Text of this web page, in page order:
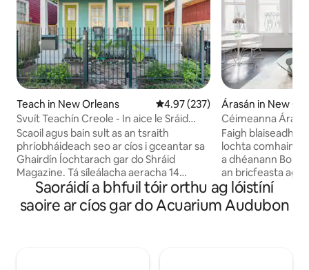
Teach in New Orleans Meánrátáil 4.97 as 5, 237
4.97 (237)
Svuít Teachín Creole - In aice le Sráid
Magazine
Scaoil agus bain sult as an tsraith
phríobháideach seo ar cíos i gceantar sa
Ghairdín Íochtarach gar do Shráid
Magazine. Tá síleálacha aeracha 14
troigh, urlár péine croí, leaba rí -
chompordach, troscán agus ealaín a
bailíodh ó gach cearn den domhan agus
Árasán in New
Céimeanna
Cheathrú na
Faigh blaiseadh
lochta
a dhéanann
an bricfeasta ag
faoi lampa
bí sáite i
árasáin aerach,
Saoráidí a bhfuil tóir orthu ag lóistíní
saoire ar cíos gar do Acuarium Audubon